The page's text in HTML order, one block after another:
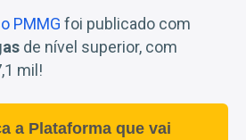
PMMG foi publicado com
de nível superior, com
mil!
a Plataforma que vai